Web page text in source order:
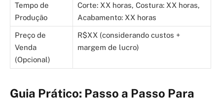
Tempo de
Produção
Corte: XX horas, Costura: XX horas,
Acabamento: XX horas
Preço de
Venda
(Opcional)
R$XX (considerando custos +
margem de lucro)
Guia Prático: Passo a Passo Para